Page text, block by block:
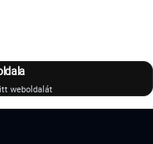
weboldalát